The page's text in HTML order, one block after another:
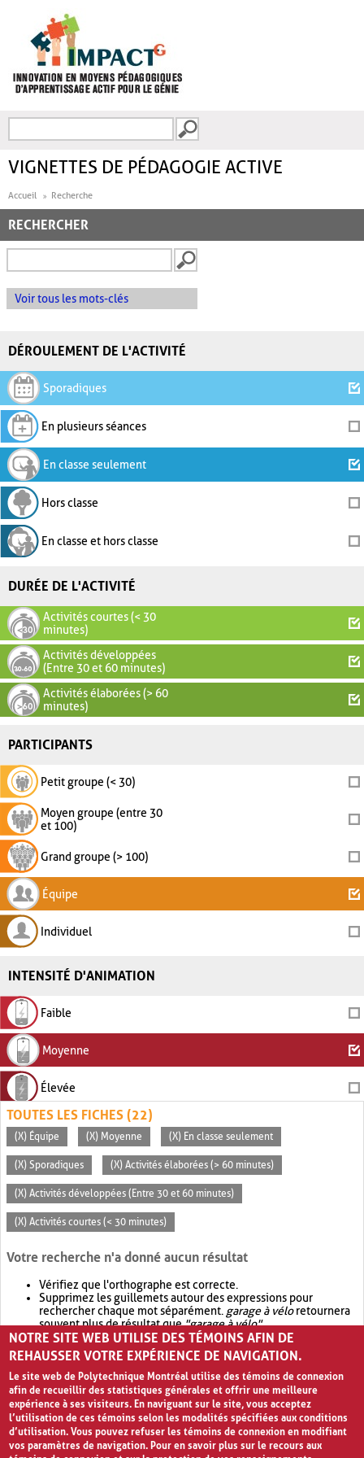
FORMULAIRE DE
VIGNETTES DE PÉDAGOGIE ACTIVE
Accueil Recherche
RECHERCHER
Voir tous les mots-clés
DÉROULEMENT DE L'ACTIVITÉ
Sporadiques
En plusieurs séances
En classe seulement
Hors classe
En classe et hors classe
DURÉE DE L'ACTIVITÉ
Activités courtes (< 30
minutes)
Activités développées
(Entre 30 et 60 minutes)
Activités élaborées (> 60
minutes)
PARTICIPANTS
Petit groupe (< 30)
Moyen groupe (entre 30
et 100)
Grand groupe (> 100)
Équipe
Individuel
INTENSITÉ D'ANIMATION
Faible
Moyenne
Élevée
TOUTES LES FICHES (22)
(X) Équipe (X) Moyenne (X) En classe seulement
(X) Sporadiques (X) Activités élaborées (> 60 minutes)
(X) Activités développées (Entre 30 et 60 minutes)
(X) Activités courtes (< 30 minutes)
Votre recherche n'a donné aucun résultat
Vérifiez que l'orthographe est correcte.
Supprimez les guillemets autour des expressions pour
rechercher chaque mot séparément. garage à véloretournera
souvent plus de résultat que"garage à vélo".
Envisagez d'élargir votre recherche avec OR.garage OR vélo
retournera souvent plus de résultat quegarage à vélo
NOTRE SITE WEB UTILISE DES TÉMOINS AFIN DE
REHAUSSER VOTRE EXPÉRIENCE DE NAVIGATION.
Le site web de Polytechnique Montréal utilise des témoins de connexion
afin de recueillir des statistiques générales et offrir une meilleure
expérience à ses visiteurs. En naviguant sur le site, vous acceptez
l’utilisation de ces témoins selon les modalités spécifiées aux conditions
d’utilisation. Vous pouvez refuser les témoins de connexion en modifiant
vos paramètres de navigation. Pour en savoir plus sur le recours aux